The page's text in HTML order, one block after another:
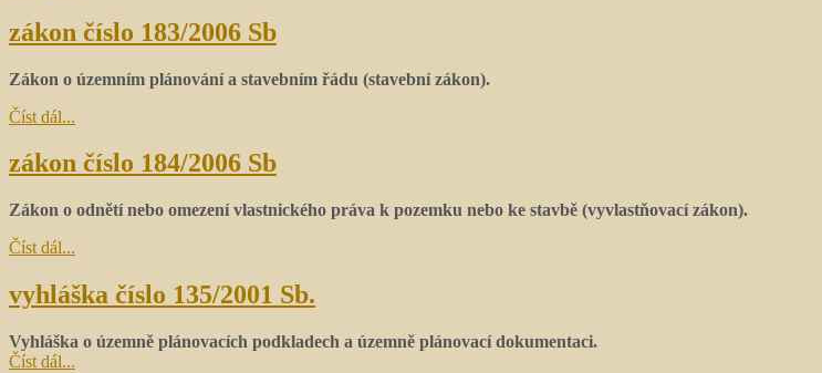
zákon číslo 183/2006 Sb
Zákon o územním plánování a stavebním řádu (stavební zákon).
Číst dál...
zákon číslo 184/2006 Sb
Zákon o odnětí nebo omezení vlastnického práva k pozemku nebo ke stavbě (vyvlastňovací zákon).
Číst dál...
vyhláška číslo 135/2001 Sb.
Vyhláška o územně plánovacích podkladech a územně plánovací dokumentaci.
Číst dál...